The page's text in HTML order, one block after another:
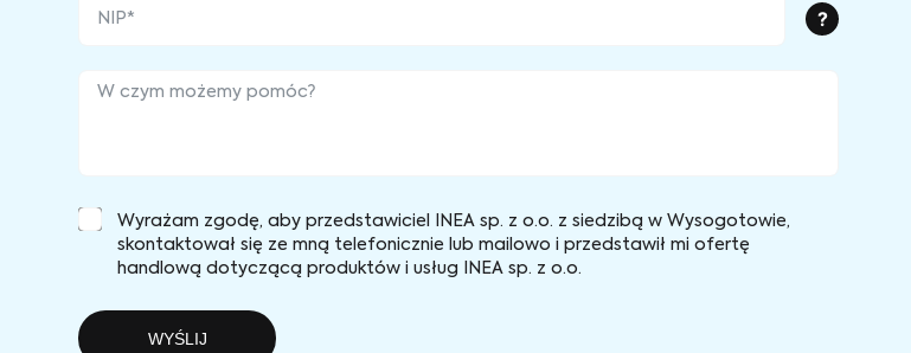
?
Wyrażam zgodę, aby przedstawiciel INEA sp. z o.o. z siedzibą w Wysogotowie,
skontaktował się ze mną telefonicznie lub mailowo i przedstawił mi ofertę
handlową dotyczącą produktów i usług INEA sp. z o.o.
WYŚLIJ